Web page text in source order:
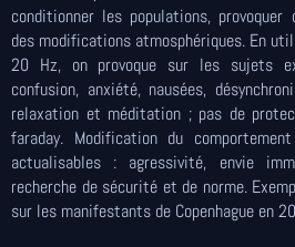
conditionner les populations,
des modifications atmosphériques. En
20 Hz, on provoque sur les sujets
confusion, anxiété, nausées,
relaxation et méditation ; pas de
faraday. Modification du
actualisables : agressivité, envie
recherche de sécurité et de norme.
sur les manifestants de Copenhague en